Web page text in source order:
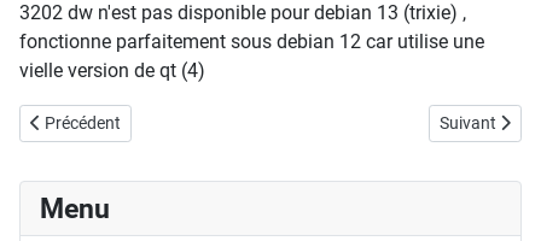
3202 dw n'est pas disponible pour debian 13 (trixie) ,
fonctionne parfaitement sous debian 12 car utilise une
vielle version de qt (4)
Article précédent : Systemd : lire, recherche dans les journaux
Précédent Article
Suivant
Menu